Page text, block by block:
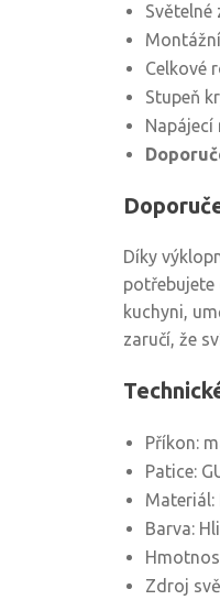
Světelné
Celkové
Stupeň
Napájecí
Díky
kuchyni,
zaručí, že
Příkon:
Patice:
Materiál:
Barva:
Zdroj